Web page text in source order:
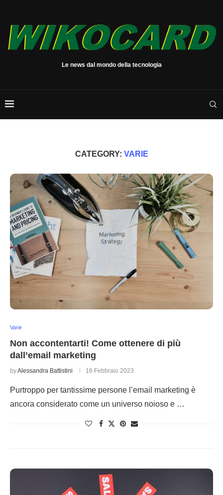
Le news dal mondo della tecnologia
CATEGORY: VARIE
Varie
Non accontentarti! Come ottenere di più
dall’email marketing
byAlessandra Battistini 16 Febbraio 2023
Purtroppo per tantissime persone l’email marketing è
ancora considerato come un universo noioso e …